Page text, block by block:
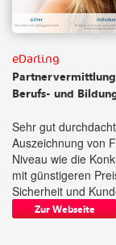
eDarling
Berufs- und
Sehr gut
Auszeichnung von
Niveau wie die
mit günstigeren
Sicherheit und
Zur Webseite